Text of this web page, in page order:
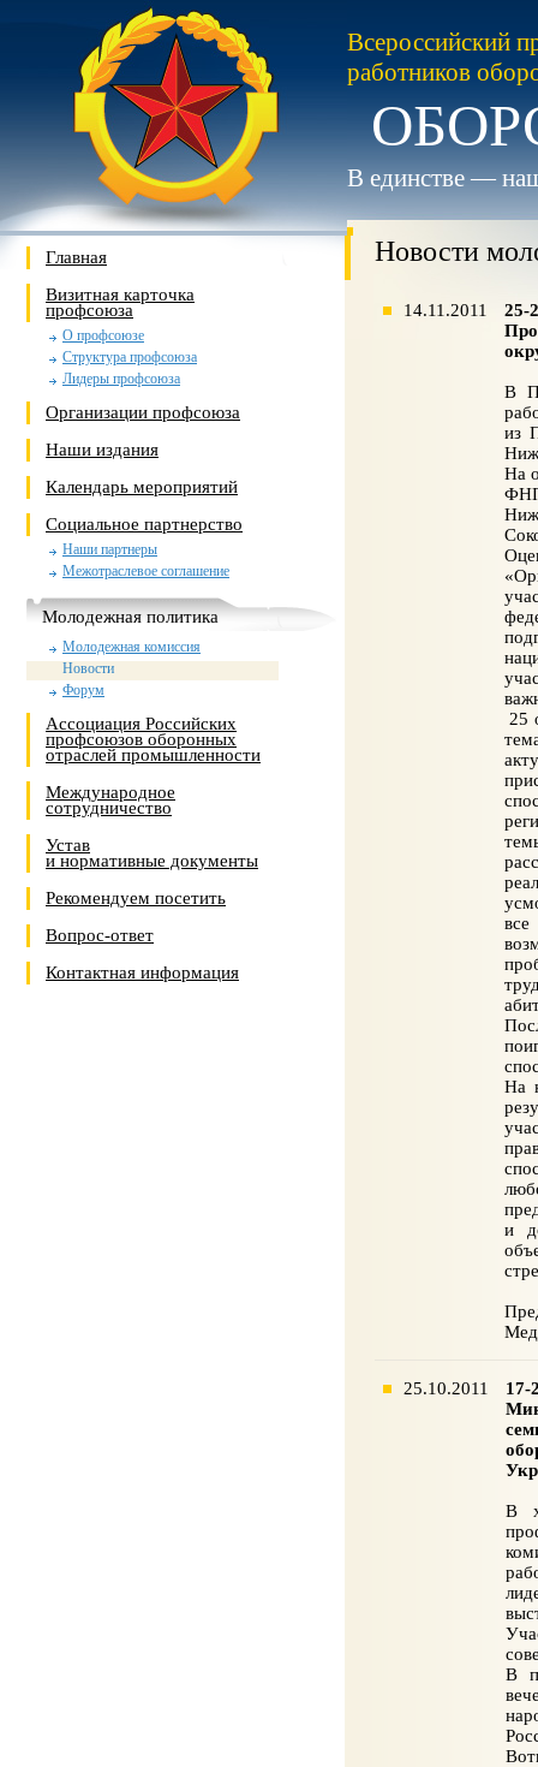
Всероссийский
работников
В единстве —
Главная
Визитная карточка
профсоюза
О профсоюзе
Структура профсоюза
Лидеры профсоюза
Организации профсоюза
Наши издания
Календарь мероприятий
Социальное партнерство
Наши партнеры
Межотраслевое соглашение
Молодежная политика
Молодежная комиссия
Новости
Форум
Ассоциация Российских
профсоюзов оборонных
отраслей промышленности
Международное
сотрудничество
Устав
и нормативные документы
Рекомендуем посетить
Вопрос-ответ
Контактная информация
Новости
14.11.2011
25-
В
из
На
25
все
На
и
25.10.2011
17-
В
В